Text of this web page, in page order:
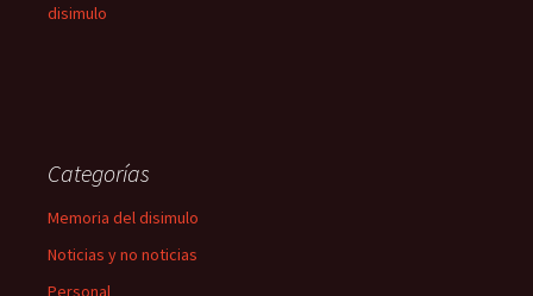
disimulo
Categorías
Memoria del disimulo
Noticias y no noticias
Personal